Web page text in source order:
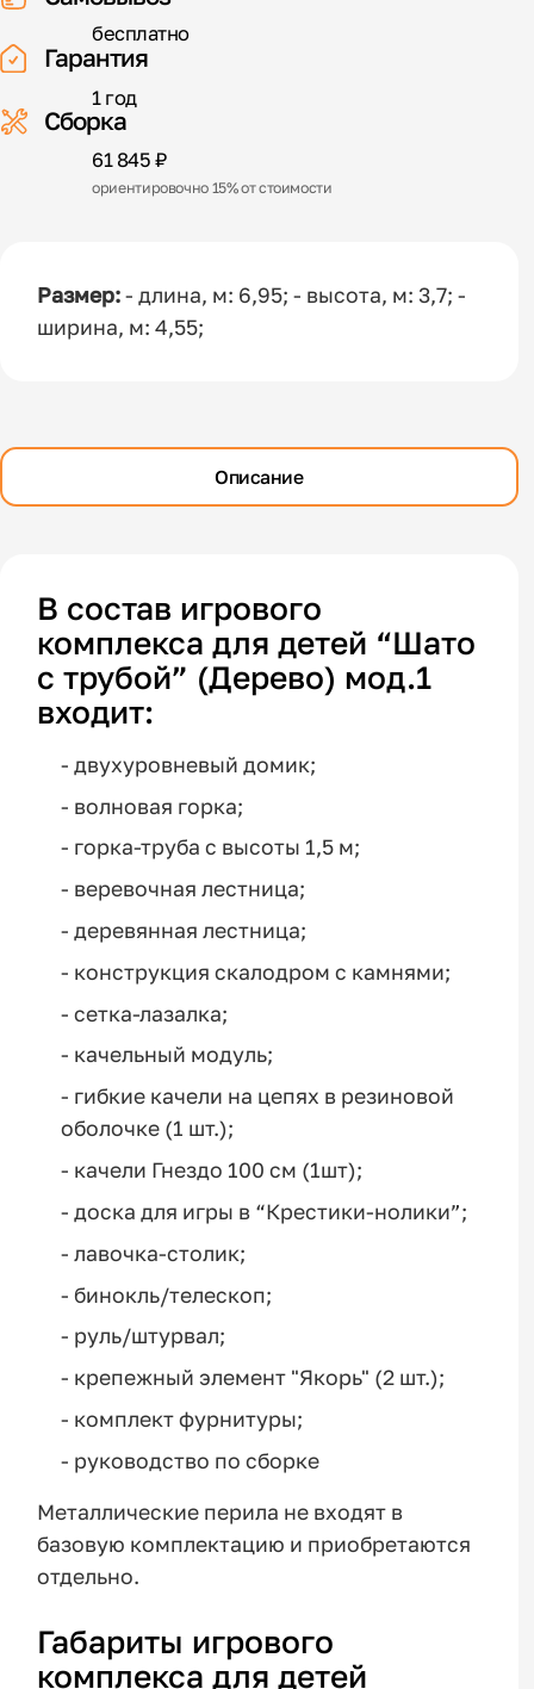
бесплатно
Гарантия
1 год
Сборка
61 845 ₽
ориентировочно 15% от стоимости
Размер:- длина, м: 6,95; - высота, м: 3,7; -
ширина, м: 4,55;
Описание
В состав игрового
комплекса для детей “Шато
с трубой” (Дерево) мод.1
входит:
- двухуровневый домик;
- волновая горка;
- горка-труба с высоты 1,5 м;
- веревочная лестница;
- деревянная лестница;
- конструкция скалодром с камнями;
- сетка-лазалка;
- качельный модуль;
- гибкие качели на цепях в резиновой
оболочке (1 шт.);
- качели Гнездо 100 см (1шт);
- доска для игры в “Крестики-нолики”;
- лавочка-столик;
- бинокль/телескоп;
- руль/штурвал;
- крепежный элемент "Якорь" (2 шт.);
- комплект фурнитуры;
- руководство по сборке
Металлические перила не входят в
базовую комплектацию и приобретаются
отдельно.
Габариты игрового
комплекса для детей